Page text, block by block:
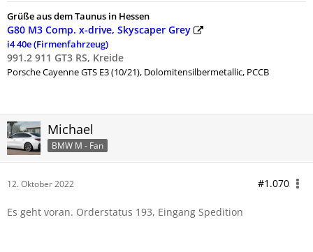
Grüße aus dem Taunus in Hessen
G80 M3 Comp. x-drive, Skyscaper Grey
i4 40e (Firmenfahrzeug)
991.2 911 GT3 RS, Kreide
PorscheCayenne GTS E3 (10/21), Dolomitensilbermetallic, PCCB
Michael
BMW M - Fan
12. Oktober 2022 #1.070
Es geht voran. Orderstatus 193, Eingang Spedition